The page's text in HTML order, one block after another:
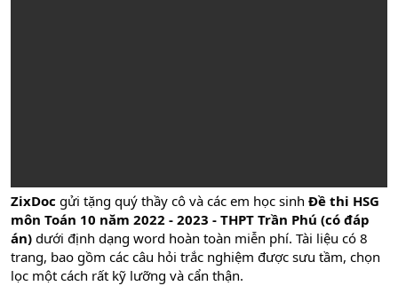
ZixDoc gửi tặng quý thầy cô và các em học sinh Đề thi HSG
môn Toán 10 năm 2022 - 2023 - THPT Trần Phú (có đáp
án) dưới định dạng word hoàn toàn miễn phí. Tài liệu có 8
trang, bao gồm các câu hỏi trắc nghiệm được sưu tầm, chọn
lọc một cách rất kỹ lưỡng và cẩn thận.